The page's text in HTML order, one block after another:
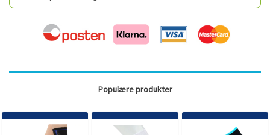
Populære produkter